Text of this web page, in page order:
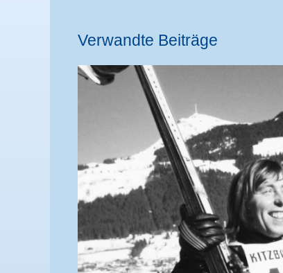
Verwandte Beiträge